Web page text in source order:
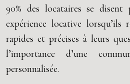
90% des locataires se
expérience locative lorsqu’ils
rapides et précises à leurs
l’importance d’une
personnalisée.